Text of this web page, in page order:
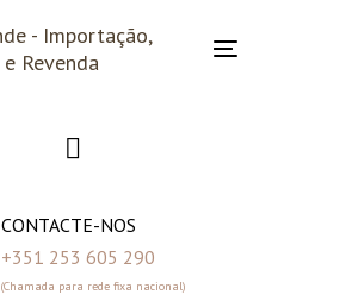
Toggle
CONTACTE-NOS
+351 253 605 290
(Chamada para rede fixa nacional)